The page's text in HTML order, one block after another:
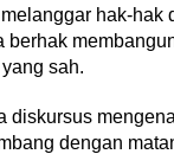
hak-hak
berhak
sah.
diskursus
dengan